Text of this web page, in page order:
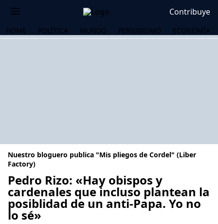
Contribuye
HOME POLÍTICA MUNDO PERIODISMO ECONOMÍA
Nuestro bloguero publica "Mis pliegos de Cordel" (Liber
Factory)
Pedro Rizo: «Hay obispos y
cardenales que incluso plantean la
posiblidad de un anti-Papa. Yo no
lo sé»